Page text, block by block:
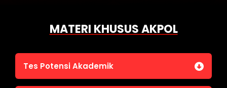
MATERI KHUSUS AKPOL
Tes Potensi Akademik